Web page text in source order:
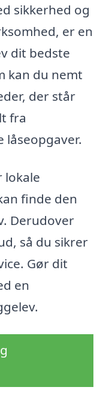
sikkerhed og
er en
dit bedste
kan du nemt
der står
fra
lokale
finde den
Derudover
så du sikrer
Gør dit
en